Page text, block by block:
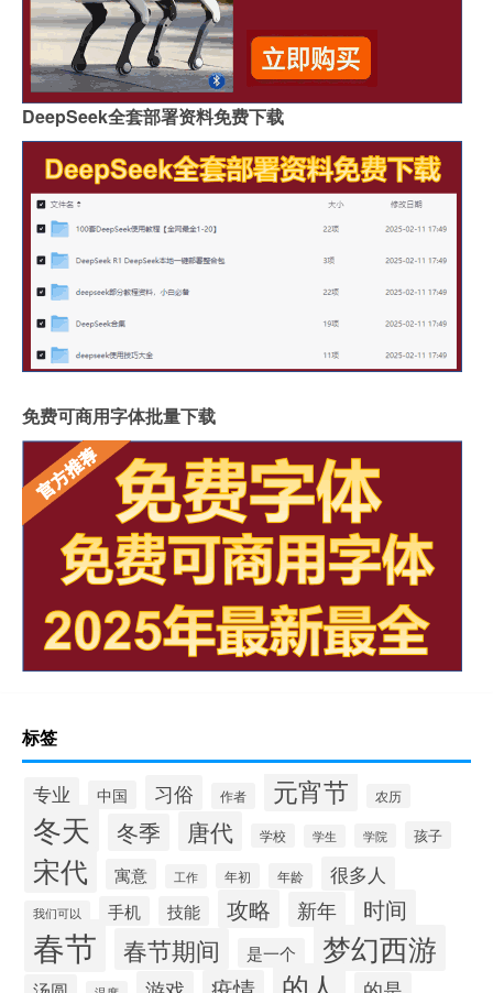
DeepSeek全套部署资料免费下载
免费可商用字体批量下载
标签
专业 中国 习俗 作者 元宵节 农历
冬天 冬季 唐代 学校 学生 学院 孩子
宋代 寓意 工作 年初 年龄 很多人
我们可以 手机 技能 攻略 新年 时间
春节 春节期间 是一个 梦幻西游